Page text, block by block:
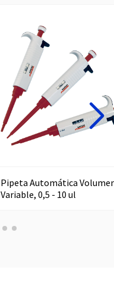
Pipeta Automática
Variable, 0,5 - 10 ul